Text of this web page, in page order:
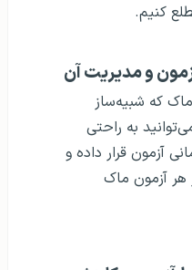
کنیم.
و مدیریت آن
که شبیه‌ساز
به راحتی
آزمون قرار داده و
هر آزمون ماک